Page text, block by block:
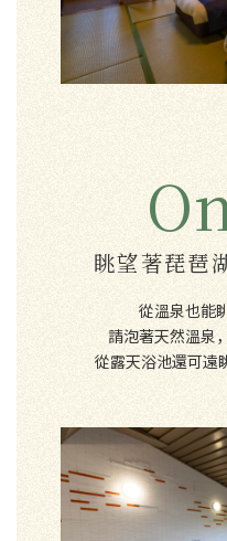
眺望著琵琶
從溫泉也能
請泡著天然溫泉
從露天浴池還可遠